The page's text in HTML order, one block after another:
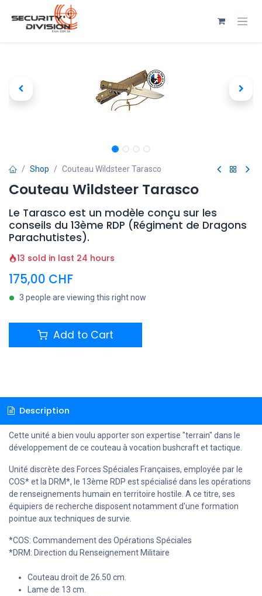
Se rendre au contenu
Shop Couteau Wildsteer Tarasco
Couteau Wildsteer Tarasco
Le Tarasco est un modèle conçu sur les
conseils du 13ème RDP (Régiment de Dragons
Parachutistes).
13 sold in last 24 hours
175,00 CHF
3 people are viewing this right now
Add to Cart
Description
Cette unité a bien voulu apporter son expertise "terrain" dans le
développement de ce couteau à vocation bushcraft et tactique.
Unité discrète des Forces Spéciales Françaises, employée par le
COS* et la DRM*, le 13ème RDP est spécialisé dans les opérations
de renseignements humain en territoire hostile. A ce titre, ses
équipiers de recherche disposent notamment d'une formation
pointue aux techniques de survie.
*COS: Commandement des Opérations Spéciales
*DRM: Direction du Renseignement Militaire
Couteau droit de 26.50 cm.
Lame de 13 cm.